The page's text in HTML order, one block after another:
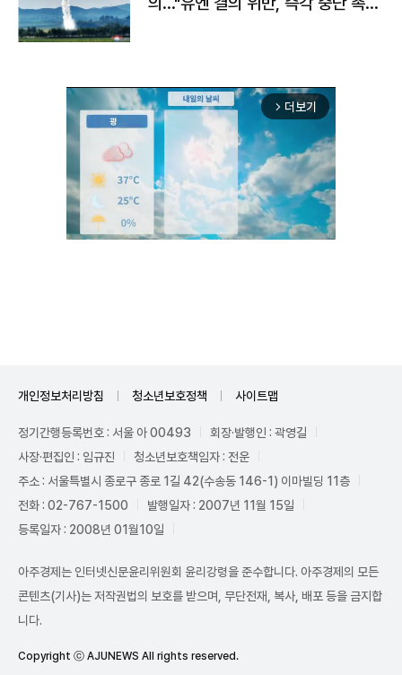
arrow_forward_ios 더보기
개인정보처리방침 청소년보호정책 사이트맵
정기간행등록번호 : 서울 아 00493
회장·발행인 : 곽영길
사장·편집인 : 임규진
청소년보호책임자 : 전운
주소 : 서울특별시 종로구 종로 1길 42(수송동 146-1) 이마빌딩 11층
전화 : 02-767-1500
발행일자 : 2007년 11월 15일
등록일자 : 2008년 01월10일
아주경제는 인터넷신문윤리위원회 윤리강령을 준수합니다. 아주경제의 모든
콘텐츠(기사)는 저작권법의 보호를 받으며, 무단전재, 복사, 배포 등을 금지합
니다.
Copyright ⓒ AJUNEWS All rights reserved.